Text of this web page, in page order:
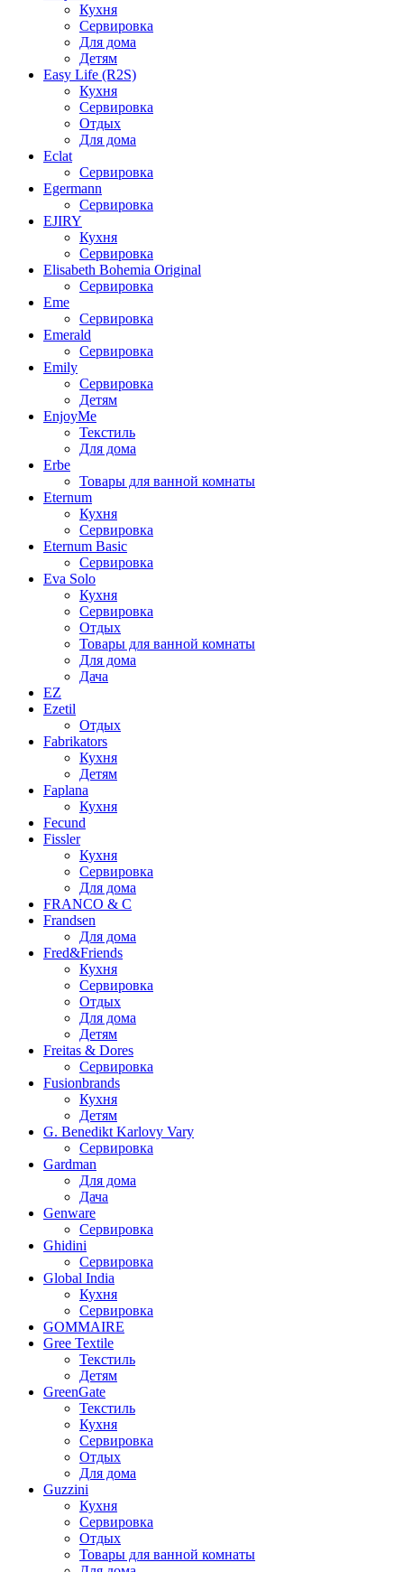
Кухня
Сервировка
Для дома
Детям
Easy Life (R2S)
Кухня
Сервировка
Отдых
Для дома
Eclat
Сервировка
Egermann
Сервировка
EJIRY
Кухня
Сервировка
Elisabeth Bohemia Original
Сервировка
Eme
Сервировка
Emerald
Сервировка
Emily
Сервировка
Детям
EnjoyMe
Текстиль
Для дома
Erbe
Товары для ванной комнаты
Eternum
Кухня
Сервировка
Eternum Basic
Сервировка
Eva Solo
Кухня
Сервировка
Отдых
Товары для ванной комнаты
Для дома
Дача
EZ
Ezetil
Отдых
Fabrikators
Кухня
Детям
Faplana
Кухня
Fecund
Fissler
Кухня
Сервировка
Для дома
FRANCO & C
Frandsen
Для дома
Fred&Friends
Кухня
Сервировка
Отдых
Для дома
Детям
Freitas & Dores
Сервировка
Fusionbrands
Кухня
Детям
G. Benedikt Karlovy Vary
Сервировка
Gardman
Для дома
Дача
Genware
Сервировка
Ghidini
Сервировка
Global India
Кухня
Сервировка
GOMMAIRE
Gree Textile
Текстиль
Детям
GreenGate
Текстиль
Кухня
Сервировка
Отдых
Для дома
Guzzini
Кухня
Сервировка
Отдых
Товары для ванной комнаты